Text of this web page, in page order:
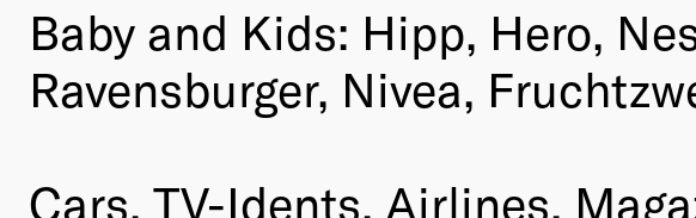
Baby and Kids: Hipp, Hero,
Ravensburger, Nivea,
Cars, TV-Idents, Airlines,